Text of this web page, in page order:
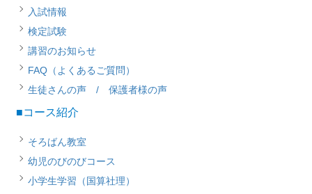
入試情報
検定試験
講習のお知らせ
FAQ（よくあるご質問）
生徒さんの声 / 保護者様の声
■コース紹介
そろばん教室
幼児のびのびコース
小学生学習（国算社理）